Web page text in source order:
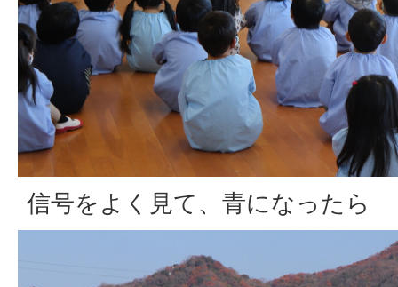
信号をよく見て、青になったら